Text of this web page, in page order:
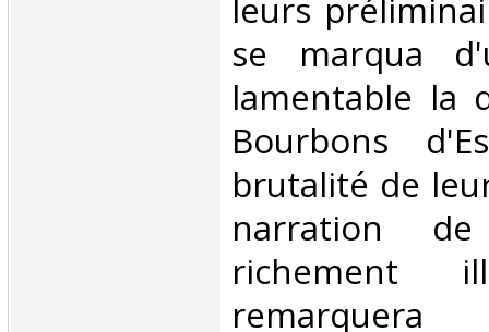
leurs
se marqua
lamentable la
Bourbons
brutalité de
narration
richement